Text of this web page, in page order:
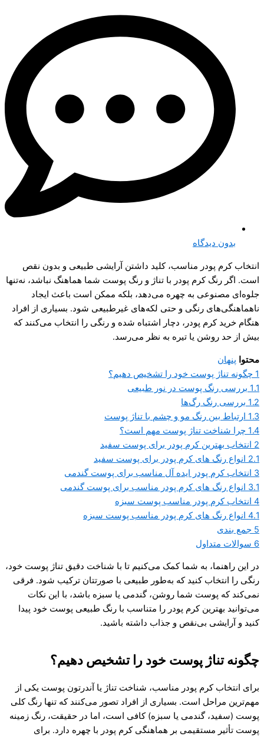
بدون دیدگاه
انتخاب کرم پودر مناسب، کلید داشتن آرایشی طبیعی و بدون نقص
است. اگر رنگ کرم پودر با تناژ و رنگ پوست شما هماهنگ نباشد، نه‌تنها
جلوه‌ای مصنوعی به چهره می‌دهد، بلکه ممکن است باعث ایجاد
ناهماهنگی‌های رنگی و حتی لکه‌های غیرطبیعی شود. بسیاری از افراد
هنگام خرید کرم پودر، دچار اشتباه شده و رنگی را انتخاب می‌کنند که
بیش از حد روشن یا تیره به نظر می‌رسد.
محتوا
پنهان
چگونه تناژ پوست خود را تشخیص دهیم؟
1.1 بررسی رنگ پوست در نور طبیعی
1.2 بررسی رنگ رگ‌ها
1.3 ارتباط بین رنگ مو و چشم با تناژ پوست
1.4 چرا شناخت تناژ پوست مهم است؟
انتخاب بهترین کرم پودر برای پوست سفید
2.1 انواع رنگ های کرم پودر برای پوست سفید
3 انتخاب کرم پودر ایده آل مناسب برای پوست گندمی
3.1 انواع رنگ های کرم پودر مناسب برای پوست گندمی
4 انتخاب کرم پودر مناسب پوست سبزه
4.1 انواع رنگ های کرم پودر مناسب پوست سبزه
جمع بندی
سوالات متداول
در این راهنما، به شما کمک می‌کنیم تا با شناخت دقیق تناژ پوست خود،
رنگی را انتخاب کنید که به‌طور طبیعی با صورتتان ترکیب شود. فرقی
نمی‌کند که پوست شما روشن، گندمی یا سبزه باشد، با این نکات
می‌توانید بهترین کرم پودر را متناسب با رنگ طبیعی پوست خود پیدا
کنید و آرایشی بی‌نقص و جذاب داشته باشید.
چگونه تناژ پوست خود را تشخیص دهیم؟
برای انتخاب کرم پودر مناسب، شناخت تناژ یا آندرتون پوست یکی از
مهم‌ترین مراحل است. بسیاری از افراد تصور می‌کنند که تنها رنگ کلی
پوست (سفید، گندمی یا سبزه) کافی است، اما در حقیقت، رنگ زمینه
پوست تأثیر مستقیمی بر هماهنگی کرم پودر با چهره دارد. برای